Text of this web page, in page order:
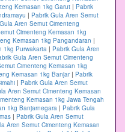
Kemasan 1kg Garut | Pabrik
| Pabrik Gula Aren Semut
Aren Semut Cimenteng
Cimenteng Kemasan 1kg
Kemasan 1kg Pangandaran |
1kg Purwakarta | Pabrik Gula Aren
Gula Aren Semut Cimenteng
Cimenteng Kemasan 1kg
Kemasan 1kg Banjar| Pabrik
| Pabrik Gula Aren Semut
Aren Semut Cimenteng Kemasan
Kemasan 1kg Jawa Tengah
1kg Banjarnegara | Pabrik Gula
| Pabrik Gula Aren Semut
Aren Semut Cimenteng Kemasan